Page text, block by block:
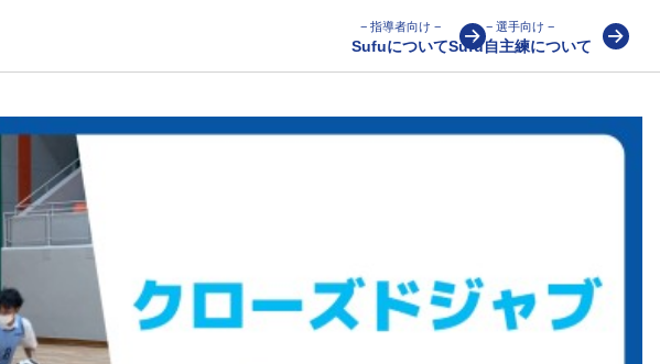
− 指導者向け −
Sufuについて
− 選手向け −
Sufu自主練について